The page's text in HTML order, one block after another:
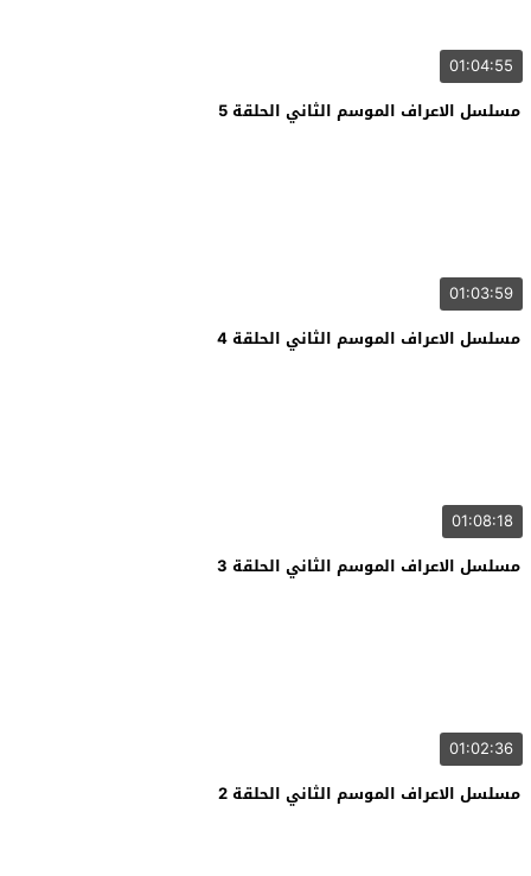
01:04:55
مسلسل الاعراف الموسم الثاني الحلقة 5
01:03:59
مسلسل الاعراف الموسم الثاني الحلقة 4
01:08:18
مسلسل الاعراف الموسم الثاني الحلقة 3
01:02:36
مسلسل الاعراف الموسم الثاني الحلقة 2